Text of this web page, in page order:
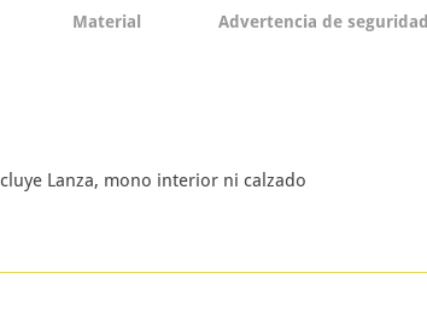
Material
Advertencia de seguridad
Lanza, mono interior ni calzado